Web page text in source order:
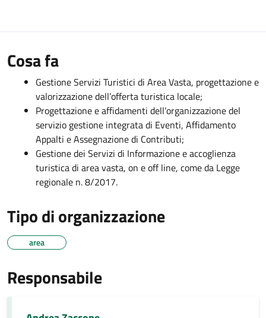
Cosa fa
Gestione Servizi Turistici di Area Vasta, progettazione e
valorizzazione dell’offerta turistica locale;
Progettazione e affidamenti dell’organizzazione del
servizio gestione integrata di Eventi, Affidamento
Appalti e Assegnazione di Contributi;
Gestione dei Servizi di Informazione e accoglienza
turistica di area vasta, on e off line, come da Legge
regionale n. 8/2017.
Tipo di organizzazione
area
Responsabile